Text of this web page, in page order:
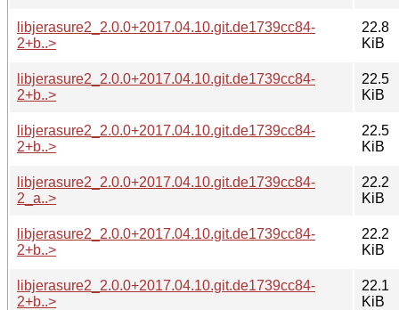
libjerasure2_2.0.0+2017.04.10.git.de1739cc84-
2+b..>
22.8
KiB
libjerasure2_2.0.0+2017.04.10.git.de1739cc84-
2+b..>
22.5
KiB
libjerasure2_2.0.0+2017.04.10.git.de1739cc84-
2+b..>
22.5
KiB
libjerasure2_2.0.0+2017.04.10.git.de1739cc84-
2_a..>
22.2
KiB
libjerasure2_2.0.0+2017.04.10.git.de1739cc84-
2+b..>
22.2
KiB
libjerasure2_2.0.0+2017.04.10.git.de1739cc84-
2+b..>
22.1
KiB